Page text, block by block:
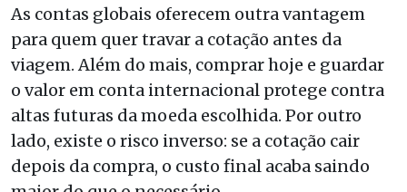
As contas globais oferecem outra vantagem
para quem quer travar a cotação antes da
viagem. Além do mais, comprar hoje e guardar
o valor em conta internacional protege contra
altas futuras da moeda escolhida. Por outro
lado, existe o risco inverso: se a cotação cair
depois da compra, o custo final acaba saindo